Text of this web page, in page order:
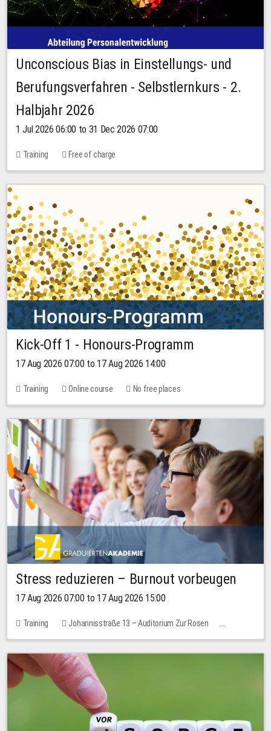
Unconscious Bias in Einstellungs- und
Berufungsverfahren - Selbstlernkurs - 2.
Halbjahr 2026
1 Jul 2026 06:00 to 31 Dec 2026 07:00
Training Free of charge
Kick-Off 1 - Honours-Programm
17 Aug 2026 07:00 to 17 Aug 2026 14:00
Training Online course No free places
Stress reduzieren – Burnout vorbeugen
17 Aug 2026 07:00 to 17 Aug 2026 15:00
Training
Johannisstraße 13 – Auditorium Zur Rosen
1 place
10.00 EUR